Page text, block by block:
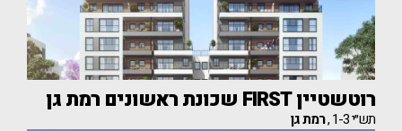
רוטשטיין FIRST שכונת ראשונים רמת גן
תש״י 1-3 , רמת גן